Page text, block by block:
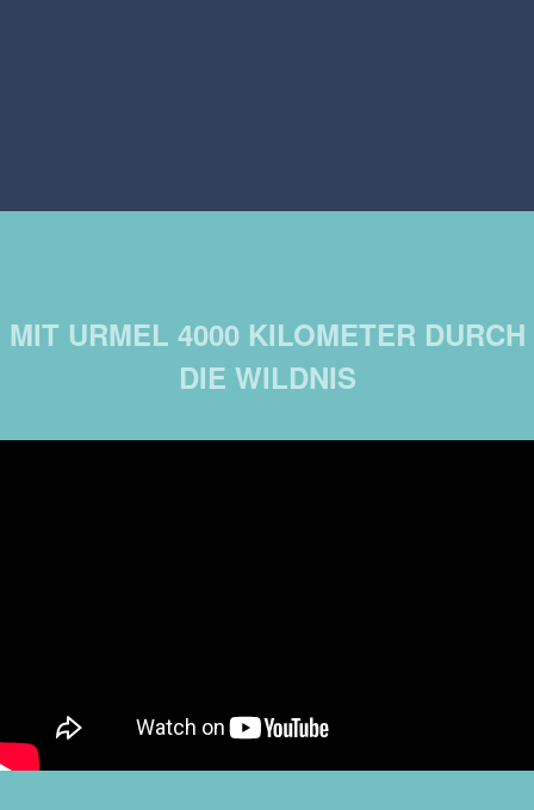
MIT URMEL 4000 KILOMETER DURCH
DIE WILDNIS